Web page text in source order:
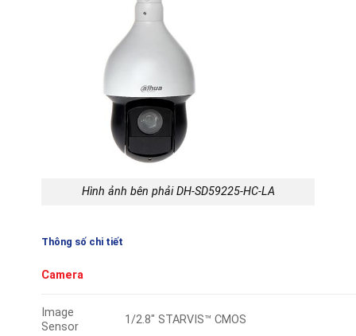
Hình ảnh bên phải DH-SD59225-HC-LA
Thông số chi tiết
Camera
Image
Sensor
1/2.8″ STARVIS™ CMOS